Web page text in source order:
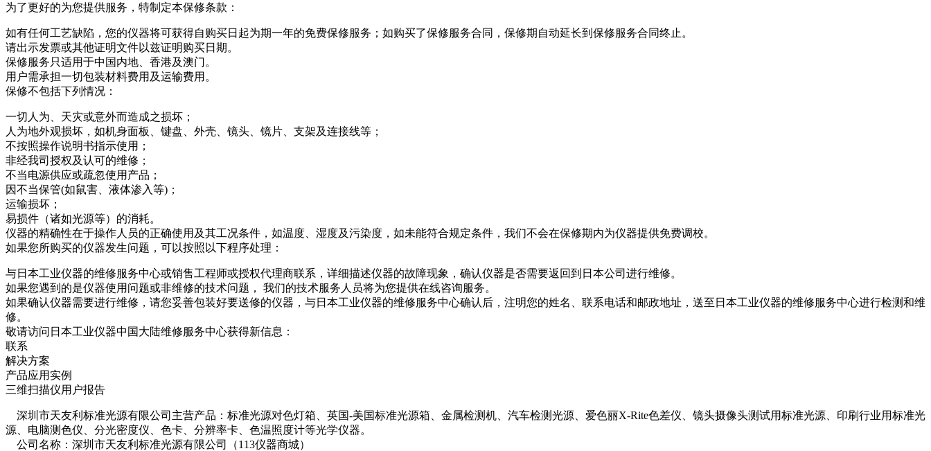
为了更好的为您提供服务，特制定本保修条款：
如有任何工艺缺陷，您的仪器将可获得自购买日起为期一年的免费保修服务；如购买了保修服务合同，保修期自动延长到保修服务合同终止。
请出示发票或其他证明文件以兹证明购买日期。
保修服务只适用于中国内地、香港及澳门。
用户需承担一切包装材料费用及运输费用。
保修不包括下列情况：
一切人为、天灾或意外而造成之损坏；
人为地外观损坏，如机身面板、键盘、外壳、镜头、镜片、支架及连接线等；
不按照操作说明书指示使用；
非经我司授权及认可的维修；
不当电源供应或疏忽使用产品；
因不当保管(如鼠害、液体渗入等)；
运输损坏；
易损件（诸如光源等）的消耗。
仪器的精确性在于操作人员的正确使用及其工况条件，如温度、湿度及污染度，如未能符合规定条件，我们不会在保修期内为仪器提供免费调校。
如果您所购买的仪器发生问题，可以按照以下程序处理：
与日本工业仪器的维修服务中心或销售工程师或授权代理商联系，详细描述仪器的故障现象，确认仪器是否需要返回到日本公司进行维修。
如果您遇到的是仪器使用问题或非维修的技术问题， 我们的技术服务人员将为您提供在线咨询服务。
如果确认仪器需要进行维修，请您妥善包装好要送修的仪器，与日本工业仪器的维修服务中心确认后，注明您的姓名、联系电话和邮政地址，送至日本工业仪器的维修服务中心进行检测和维
修。
敬请访问日本工业仪器中国大陆维修服务中心获得新信息：
联系
解决方案
产品应用实例
三维扫描仪用户报告
深圳市天友利标准光源有限公司主营产品：标准光源对色灯箱、英国-美国标准光源箱、金属检测机、汽车检测光源、爱色丽X-Rite色差仪、镜头摄像头测试用标准光源、印刷行业用标准光
源、电脑测色仪、分光密度仪、色卡、分辨率卡、色温照度计等光学仪器。
公司名称：深圳市天友利标准光源有限公司（113仪器商城）